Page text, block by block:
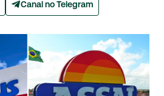
Canal no Telegram